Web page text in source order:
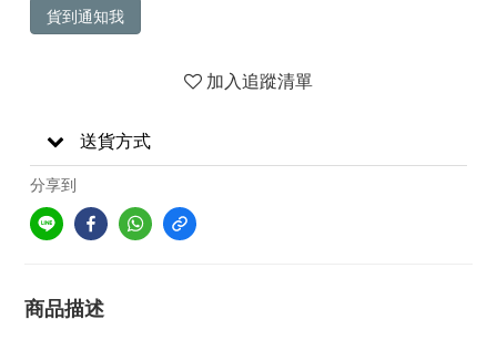
貨到通知我
加入追蹤清單
送貨方式
分享到
商品描述